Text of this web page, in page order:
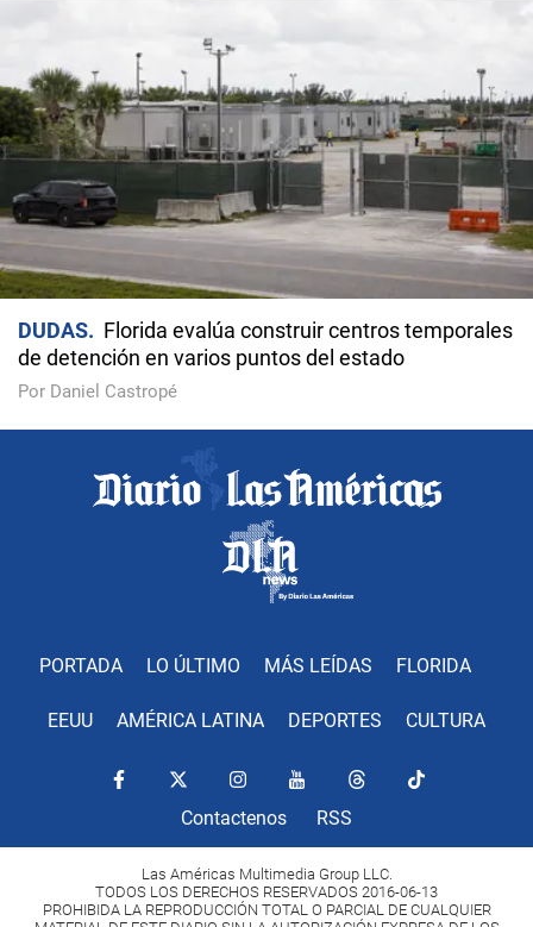
DUDAS
Florida evalúa construir centros temporales
de detención en varios puntos del estado
Por Daniel Castropé
PORTADA LO ÚLTIMO MÁS LEÍDAS FLORIDA
EEUU AMÉRICA LATINA DEPORTES CULTURA
Contactenos RSS
Las Américas Multimedia Group LLC.
TODOS LOS DERECHOS RESERVADOS 2016-06-13
PROHIBIDA LA REPRODUCCIÓN TOTAL O PARCIAL DE CUALQUIER